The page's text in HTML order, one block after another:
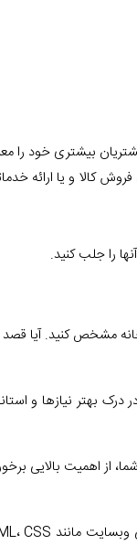
بیشتری خود را
فروش کالا و یا
را جلب کنید.
مشخص کنید. آیا
بهتر نیازها و
از اهمیت بالایی